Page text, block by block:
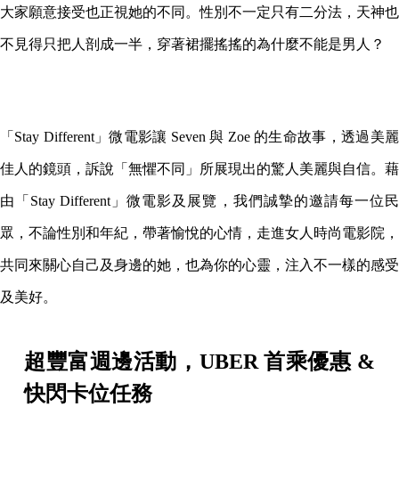
大家願意接受也正視她的不同。性別不一定只有二分法，天神也
不見得只把人剖成一半，穿著裙擺搖搖的為什麼不能是男人？
「Stay Different」微電影讓 Seven 與 Zoe 的生命故事，透過美麗
佳人的鏡頭，訴說「無懼不同」所展現出的驚人美麗與自信。藉
由「Stay Different」微電影及展覽，我們誠摯的邀請每一位民
眾，不論性別和年紀，帶著愉悅的心情，走進女人時尚電影院，
共同來關心自己及身邊的她，也為你的心靈，注入不一樣的感受
及美好。
超豐富週邊活動，UBER 首乘優惠 &
快閃卡位任務